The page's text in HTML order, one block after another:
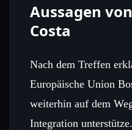
Aussagen
Costa
Nach dem Treffen
Europäische Union
weiterhin auf dem
Integration